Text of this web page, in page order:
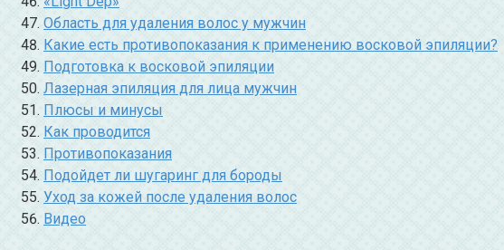
Область для удаления волос у мужчин
Какие есть противопоказания к применению восковой эпиляции?
Подготовка к восковой эпиляции
Лазерная эпиляция для лица мужчин
Плюсы и минусы
Как проводится
Противопоказания
Подойдет ли шугаринг для бороды
Уход за кожей после удаления волос
Видео